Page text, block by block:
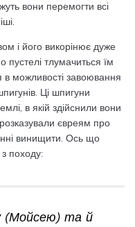
вони перемогти всі
і його викорінює дуже
пустелі тлумачиться їм
в можливості завоювання
Ці шпигуни
в якій здійснили вони
євреям про
винищити. Ось що
походу:
(Мойсею) та й